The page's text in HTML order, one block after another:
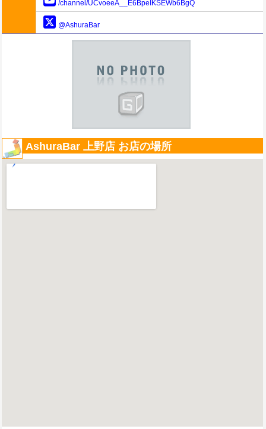
/channel/UCvoeeA__E6BpeIKSEWb6BgQ
@AshuraBar
AshuraBar 上野店 お店の場所